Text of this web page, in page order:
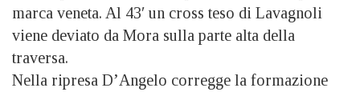
marca veneta. Al 43′ un cross teso di Lavagnoli
viene deviato da Mora sulla parte alta della
traversa.
Nella ripresa D’Angelo corregge la formazione